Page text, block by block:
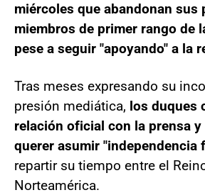
miércoles que abandonan sus
miembros de primer rango de
pese a seguir "apoyando" a la
Tras meses expresando su
presión mediática, los duques
relación oficial con la prensa
querer asumir "independencia
repartir su tiempo entre el
Norteamérica.